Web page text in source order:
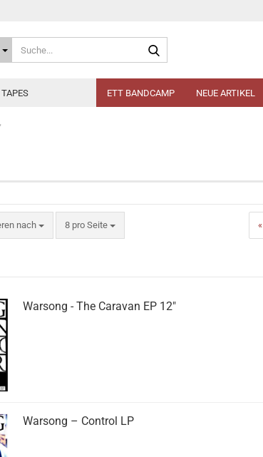
TAPES ETT BANDCAMP NEUE ARTIKEL
nach
nach 8 pro Seite
pro Seite «
Warsong - The Caravan EP 12"
Warsong – Control LP